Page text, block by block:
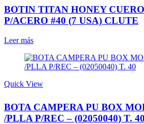
BOTIN TITAN HONEY
P/ACERO #40 (7 USA) CLUTE
Leer más
Quick View
BOTA CAMPERA PU BOX
/PLLA P/REC – (02050040) T. 40